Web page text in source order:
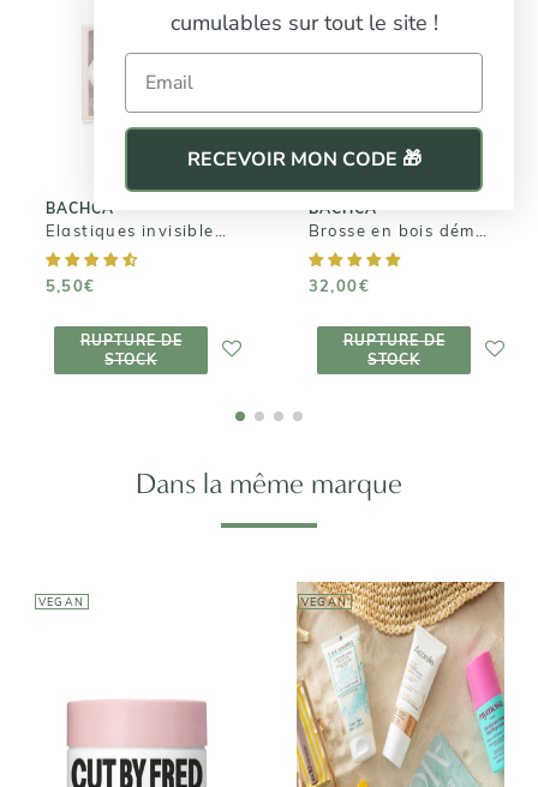
BACHCA
5,50€
RUPTURE DE
STOCK
BACHCA
Elastiques
invisibles x4
5,50€
STOCK
BACHCA
32,00€
RUPTURE DE
STOCK
Brosse en bois
/ nylon
32,00€
STOCK
Dans la même marque
VEGAN
Vegan
Hydratation
VEGAN
NUOO
cumulables sur tout le site !
Email
RECEVOIR MON CODE 🎁